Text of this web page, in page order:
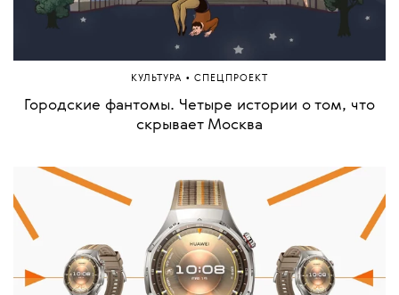
Гадаем на искусстве — падающих звездах,
кожуре от фруктов и игрушках